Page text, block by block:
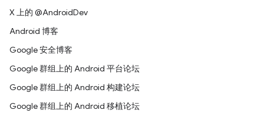
X 上的 @AndroidDev
Android 博客
Google 安全博客
Google 群组上的 Android 平台论坛
Google 群组上的 Android 构建论坛
Google 群组上的 Android 移植论坛